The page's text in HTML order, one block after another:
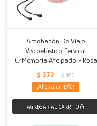
Almohadón De Viaje
Viscoelástico Cervical
C/Memoria Afelpado - Rosa
$ 372 $ 460
19